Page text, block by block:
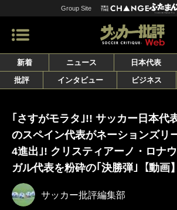
Group Site
新着 ニュース 日本代表
批評
インタビュー ビジネス
｢さすがモラタ｣!! サッカー日本代
のスペイン代表がネーションズリ
4進出｣! クリスティアーノ・ロナ
ガル代表を粉砕の｢決勝弾｣【動画】
サッカー批評編集部